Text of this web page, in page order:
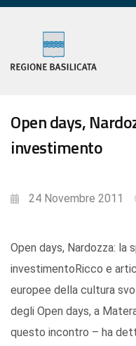
Open days,
investimento
24 Novembre 2011
Open days, Nardozza: la
investimentoRicco e
europee della cultura
degli Open days, a
questo incontro – ha